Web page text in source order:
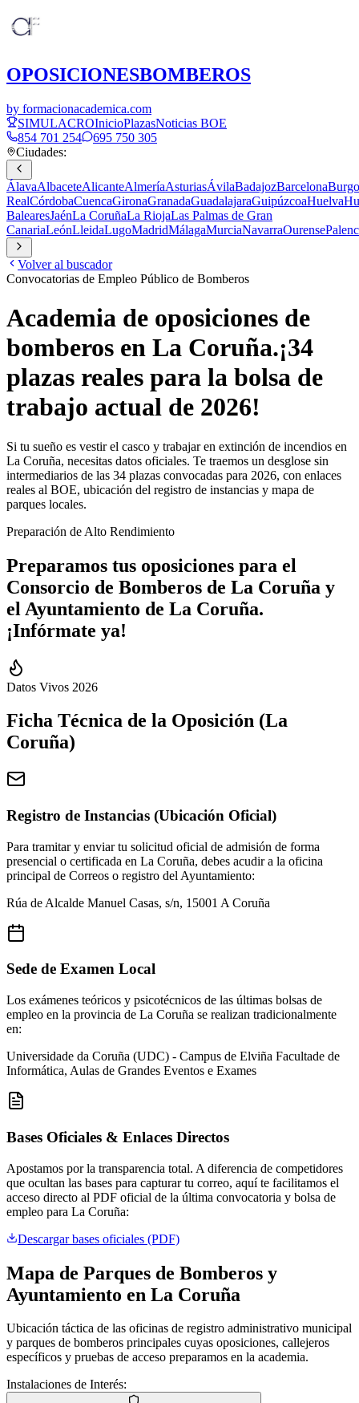
OPOSICIONESBOMBEROS
by formacionacademica.com
SIMULACROInicioPlazasNoticias BOE
854 701 254
695 750 305
Ciudades:
ÁlavaAlbaceteAlicanteAlmeríaAsturiasÁvilaBadajozBarcelona
RealCórdobaCuencaGironaGranadaGuadalajaraGuipúzcoaHuelva
BalearesJaénLa CoruñaLa RiojaLas Palmas de Gran
CanariaLeónLleidaLugoMadridMálagaMurciaNavarraOurense
Volver al buscador
Convocatorias de Empleo Público de Bomberos
Academia de oposiciones de
bomberos en La Coruña.¡34
plazas reales para la bolsa de
trabajo actual de 2026!
Si tu sueño es vestir el casco y trabajar en extinción de incendios en
La Coruña, necesitas datos oficiales. Te traemos un desglose sin
intermediarios de las 34 plazas convocadas para 2026, con enlaces
reales al BOE, ubicación del registro de instancias y mapa de
parques locales.
Preparación de Alto Rendimiento
Preparamos tus oposiciones para el
Consorcio de Bomberos de La Coruña y
el Ayuntamiento de La Coruña.
¡Infórmate ya!
Datos Vivos 2026
Ficha Técnica de la Oposición (La
Coruña)
Registro de Instancias (Ubicación Oficial)
Para tramitar y enviar tu solicitud oficial de admisión de forma
presencial o certificada en La Coruña, debes acudir a la oficina
principal de Correos o registro del Ayuntamiento:
Rúa de Alcalde Manuel Casas, s/n, 15001 A Coruña
Sede de Examen Local
Los exámenes teóricos y psicotécnicos de las últimas bolsas de
empleo en la provincia de La Coruña se realizan tradicionalmente
en:
Universidade da Coruña (UDC) - Campus de Elviña Facultade de
Informática, Aulas de Grandes Eventos e Exames
Bases Oficiales & Enlaces Directos
Apostamos por la transparencia total. A diferencia de competidores
que ocultan las bases para capturar tu correo, aquí te facilitamos el
acceso directo al PDF oficial de la última convocatoria y bolsa de
empleo para La Coruña:
Descargar bases oficiales (PDF)
Mapa de Parques de Bomberos y
Ayuntamiento en La Coruña
Ubicación táctica de las oficinas de registro administrativo municipal
y parques de bomberos principales cuyas oposiciones, callejeros
específicos y pruebas de acceso preparamos en la academia.
Instalaciones de Interés: